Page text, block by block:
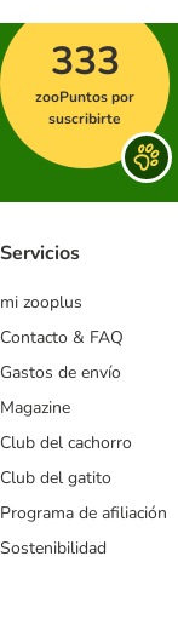
333
zooPuntos por
suscribirte
Servicios
mi zooplus
Contacto & FAQ
Gastos de envío
Magazine
Club del cachorro
Club del gatito
Programa de afiliación
Sostenibilidad